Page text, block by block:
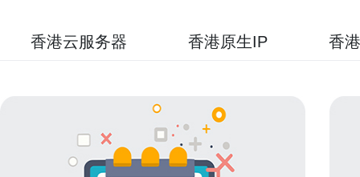
香港云服务器 香港原生IP 香